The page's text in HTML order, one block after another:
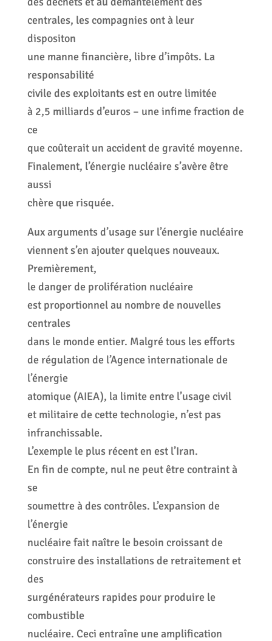
centrales, les compagnies ont à leur
dispositon
une manne financière, libre d’impôts. La
responsabilité
civile des exploitants est en outre limitée
à 2,5 milliards d’euros – une infime fraction de
ce
que coûterait un accident de gravité moyenne.
Finalement, l’énergie nucléaire s’avère être
aussi
chère que risquée.
Aux arguments d’usage sur l’énergie nucléaire
viennent s’en ajouter quelques nouveaux.
Premièrement,
le danger de prolifération nucléaire
est proportionnel au nombre de nouvelles
centrales
dans le monde entier. Malgré tous les efforts
de régulation de l’Agence internationale de
l’énergie
atomique (AIEA), la limite entre l’usage civil
et militaire de cette technologie, n’est pas
infranchissable.
L’exemple le plus récent en est l’Iran.
En fin de compte, nul ne peut être contraint à
se
soumettre à des contrôles. L’expansion de
l’énergie
nucléaire fait naître le besoin croissant de
construire des installations de retraitement et
des
surgénérateurs rapides pour produire le
combustible
nucléaire. Ceci entraîne une amplification